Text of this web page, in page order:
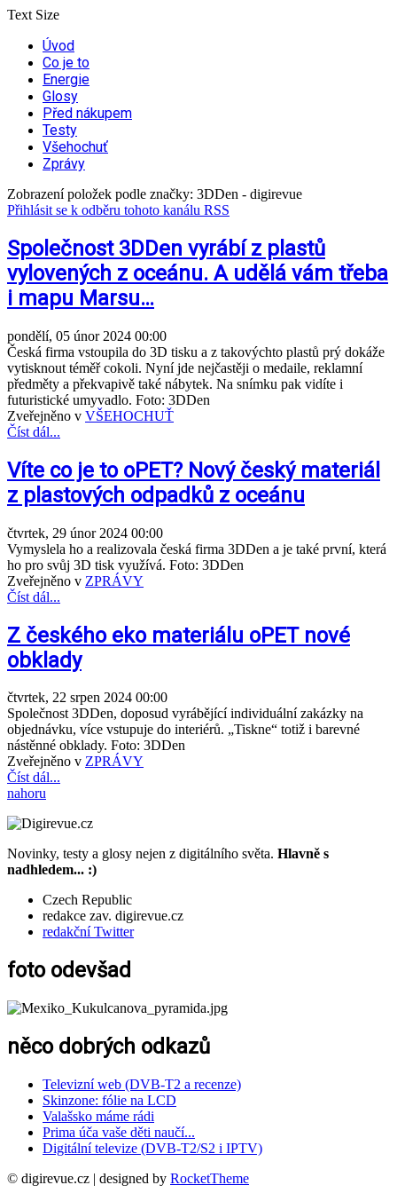
Text Size
Úvod
Co je to
Energie
Glosy
Před nákupem
Testy
Všehochuť
Zprávy
Zobrazení položek podle značky: 3DDen - digirevue
Přihlásit se k odběru tohoto kanálu RSS
Společnost 3DDen vyrábí z plastů
vylovených z oceánu. A udělá vám třeba
i mapu Marsu…
pondělí, 05 únor 2024 00:00
Česká firma vstoupila do 3D tisku a z takovýchto plastů prý dokáže
vytisknout téměř cokoli. Nyní jde nejčastěji o medaile, reklamní
předměty a překvapivě také nábytek. Na snímku pak vidíte i
futuristické umyvadlo. Foto: 3DDen
Zveřejněno v VŠEHOCHUŤ
Číst dál...
Víte co je to oPET? Nový český materiál
z plastových odpadků z oceánu
čtvrtek, 29 únor 2024 00:00
Vymyslela ho a realizovala česká firma 3DDen a je také první, která
ho pro svůj 3D tisk využívá. Foto: 3DDen
Zveřejněno v ZPRÁVY
Číst dál...
Z českého eko materiálu oPET nové
obklady
čtvrtek, 22 srpen 2024 00:00
Společnost 3DDen, doposud vyrábějící individuální zakázky na
objednávku, více vstupuje do interiérů. „Tiskne“ totiž i barevné
nástěnné obklady. Foto: 3DDen
Zveřejněno v ZPRÁVY
Číst dál...
nahoru
Novinky, testy a glosy nejen z digitálního světa. Hlavně s
nadhledem... :)
Czech Republic
redakce zav. digirevue.cz
redakční Twitter
foto odevšad
něco dobrých odkazů
Televizní web (DVB-T2 a recenze)
Skinzone: fólie na LCD
Valašsko máme rádi
Prima úča vaše děti naučí...
Digitální televize (DVB-T2/S2 i IPTV)
© digirevue.cz | designed by RocketTheme